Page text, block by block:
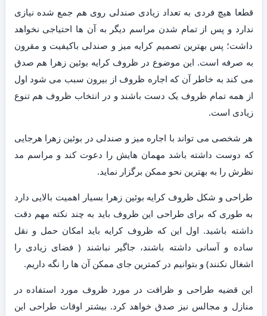
قطعا هیچ فردی به تعداد زیادی صندلی روی هم جمع شده نیازی
ندارد و پس از تمام شدن مراسم دیگر به آن ها احتیاجی نخواهد
داشت؛ پس بهترین تصمیم کرایه میز و صندلی باکیفیت و مقرون
به صرفه است. این موضوع در ظروف کرایه بوئین زهرا هم صدق
می کند به خاطر آن که اجاره ظروف از بیرون سبب می شود اول
از همه تمام ظروف یک دست باشند و در انتخاب ظروف هم تنوع
زیادی است.
هر شخصی می تواند با اجاره میز و صندلی در بوئین زهرا هرجایی
که دوست داشته باشد مهمان هایش را دعوت کند و مراسم مد
نظرش را به بهترین نحو ممکن برگزار نماید.
طراحی و شکل ظروف کرایه بوئین زهرا بسیار اهمیت بالایی دارد
به طوری که برای طراحی این ظروف باید به چند نکته مهم دقت
داشته باشید. اول این که ظروف کرایه باید امکان حمل و نقل
ساده و آسانی داشته باشند، جاگیر نباشند ( فضای زیادی را
اشغال نکنند) و بتوانیم در کمترین جای ممکن آن ها را نگه داریم.
این قضیه طراحی و ظرافت در مورد ظروف مورد استفاده در
منازل و مجالس نیز صدق خواهد کرد. بیشتر اوقات طراحی این